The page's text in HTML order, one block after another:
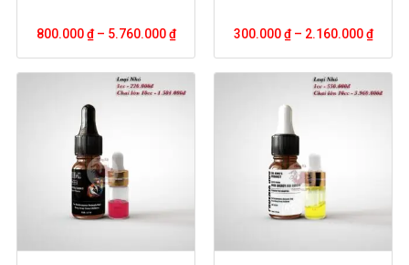
800.000₫– 5.760.000₫ 300.000₫– 2.160.000₫